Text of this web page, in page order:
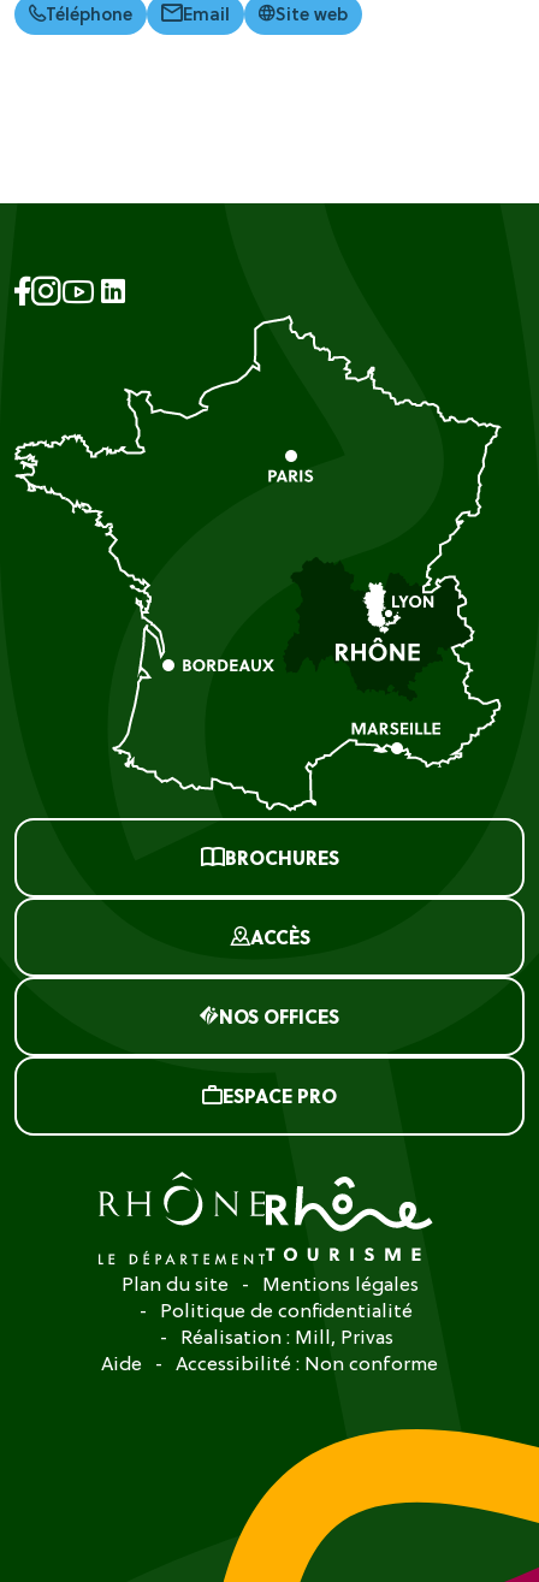
Téléphone Email Site web
BROCHURES
ACCÈS
NOS OFFICES
ESPACE PRO
Plan du site
Mentions légales
Politique de confidentialité
Réalisation : Mill, Privas
Aide
Accessibilité : Non conforme